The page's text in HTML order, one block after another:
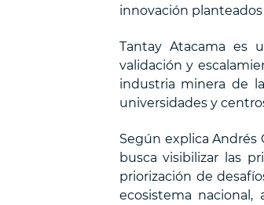
innovación
Tantay Atacama es
validación y
industria minera de
universidades y
Según explica Andrés
busca visibilizar las
priorización de
ecosistema